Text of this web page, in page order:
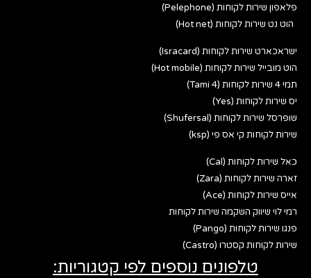
פלאפון שירות לקוחות (Pelephone)
הוט נט שירות לקוחות (Hot net)
ישראכארט שירות לקוחות (Isracard)
הוט מובייל שירות לקוחות (Hot mobile)
תמי 4 שירות לקוחות (Tami 4)
יס שירות לקוחות (Yes)
שופרסל שירות לקוחות (Shufersal)
שירות לקוחות קי אס פי (ksp)
כאל שירות לקוחות (Cal)
זארה שירות לקוחות (Zara)
אייס שירות לקוחות (Ace)
רמי לוי שיווק השקמה שירות לקוחות
פנגו שירות לקוחות (Pango)
שירות לקוחות קסטרו (Castro)
טלפונים נוספים לפי קטגוריות: